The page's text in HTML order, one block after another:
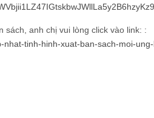
anh chị vui lòng click vào link: :
tinh-hinh-xuat-ban-sach-moi-